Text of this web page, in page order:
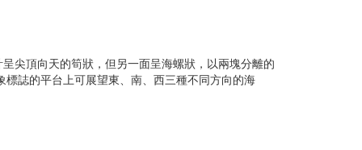
尖頂向天的筍狀，但另一面呈海螺狀，以兩塊分離的
誌的平台上可展望東、南、西三種不同方向的海